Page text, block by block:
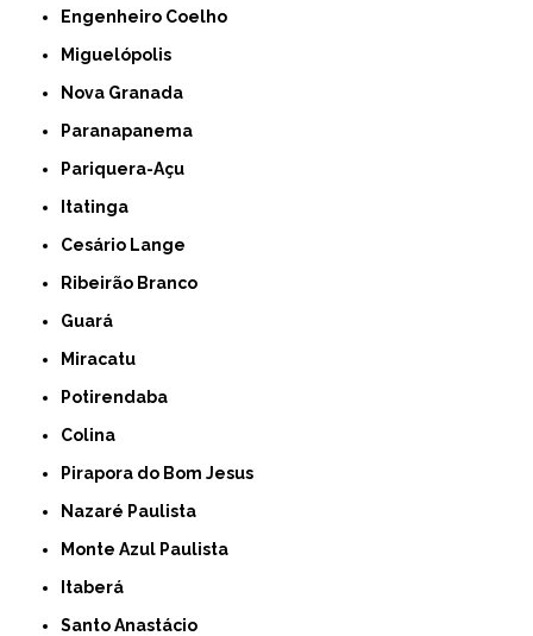
Engenheiro Coelho
Miguelópolis
Nova Granada
Paranapanema
Pariquera-Açu
Itatinga
Cesário Lange
Ribeirão Branco
Guará
Miracatu
Potirendaba
Colina
Pirapora do Bom Jesus
Nazaré Paulista
Monte Azul Paulista
Itaberá
Santo Anastácio